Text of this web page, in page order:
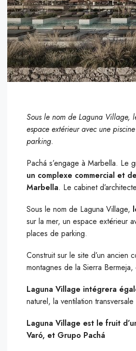
Sous le nom de Laguna Village,
espace extérieur avec une
parking.
Pachá s’engage à Marbella. Le
un complexe commercial et
Marbella. Le cabinet
Sous le nom de Laguna Village,
sur la mer, un espace extérieur
places de parking.
Construit sur le site d’un ancien
montagnes de la Sierra
Laguna Village intégrera
naturel, la ventilation
Laguna Village est le fruit
Varó, et Grupo Pachá